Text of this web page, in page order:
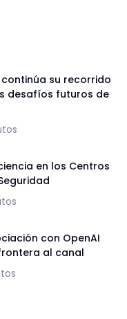
continúa su recorrido
desafíos futuros de
en los Centros
con OpenAI
al canal